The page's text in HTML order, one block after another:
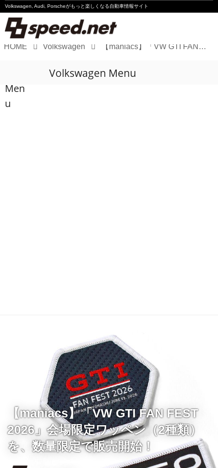
Volkswagen, Audi, Porscheがもっと楽しくなる自動車情報サイト
Audi
HOME Volkswagen 【maniacs】「VW GTI FAN FEST 2026」会場限定ワッペン（2種類）を、数量限定で販売開始！
Men
u
Volkswagen Menu
【maniacs】「VW GTI FAN FEST
2026」会場限定ワッペン（2種類）
を、数量限定で販売開始！